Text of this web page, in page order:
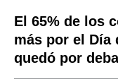
El 65% de los
más por el Día
quedó por